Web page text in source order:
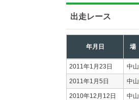
出走レース
年月日 場
2011年1月23日 中山
2011年1月5日 中山
2010年12月12日 中山